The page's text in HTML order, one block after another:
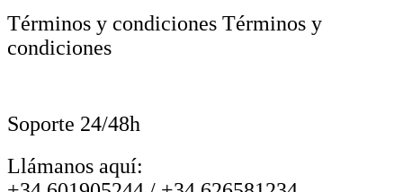
Términos y condiciones Términos y
condiciones
Soporte 24/48h
Llámanos aquí: